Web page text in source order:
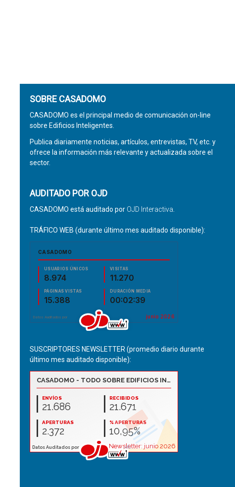
SOBRE CASADOMO
CASADOMO es el principal medio de comunicación on-line
sobre Edificios Inteligentes.
Publica diariamente noticias, artículos, entrevistas, TV, etc. y
ofrece la información más relevante y actualizada sobre el
sector.
AUDITADO POR OJD
CASADOMO está auditado por OJD Interactiva
TRÁFICO WEB (durante último mes auditado disponible):
SUSCRIPTORES NEWSLETTER (promedio diario durante
último mes auditado disponible):